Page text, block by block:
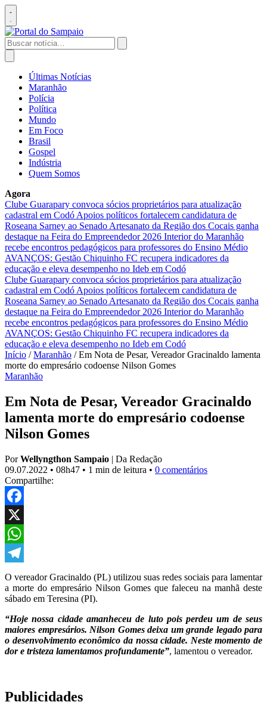
Pular
para
o
conteúdo
Abrir
menu
Buscar
por:
Abrir
buscaÚltimas Notícias
Maranhão
Polícia
Política
Mundo
Em Foco
Brasil
Gospel
Indústria
Quem Somos
Agora
Clube Guarapary convoca sócios proprietários para atualização
cadastral em Codó Apoios políticos fortalecem candidatura de
Roseana Sarney ao Senado Artesanato da Região dos Cocais ganha
destaque na Feira do Empreendedor 2026 Interior do Maranhão
recebe encontros pedagógicos para professores do Ensino Médio
AVANÇOS: Gestão Chiquinho FC recupera indicadores da
educação e eleva desempenho no Ideb em Codó
Clube Guarapary convoca sócios proprietários para atualização
cadastral em Codó Apoios políticos fortalecem candidatura de
Roseana Sarney ao Senado Artesanato da Região dos Cocais ganha
destaque na Feira do Empreendedor 2026 Interior do Maranhão
recebe encontros pedagógicos para professores do Ensino Médio
AVANÇOS: Gestão Chiquinho FC recupera indicadores da
educação e eleva desempenho no Ideb em Codó
Início / Maranhão / Em Nota de Pesar, Vereador Gracinaldo lamenta
morte do empresário codoense Nilson Gomes
Maranhão
Em Nota de Pesar, Vereador Gracinaldo
lamenta morte do empresário codoense
Nilson Gomes
PorWellyngthon Sampaio | Da Redação
09.07.2022 • 08h47 • 1 min de leitura • 0 comentários
Compartilhe:
Facebook
X
WhatsApp
Telegram
O vereador Gracinaldo (PL) utilizou suas redes sociais para lamentar
a morte do empresário Nilson Gomes que faleceu na manhã deste
sábado em Teresina (PI).
“Hoje nossa cidade amanheceu de luto pois perdeu um de seus
maiores empresários. Nilson Gomes deixa um grande legado para
o desenvolvimento econômico da nossa cidade. Neste momento de
dor e tristeza lamentamos profundamente”, lamentou o vereador.
Publicidades